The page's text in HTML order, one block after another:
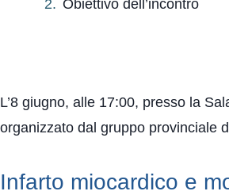
Obiettivo dell’incontro
L’8 giugno, alle 17:00, presso la
organizzato dal gruppo provinciale
Infarto miocardico e